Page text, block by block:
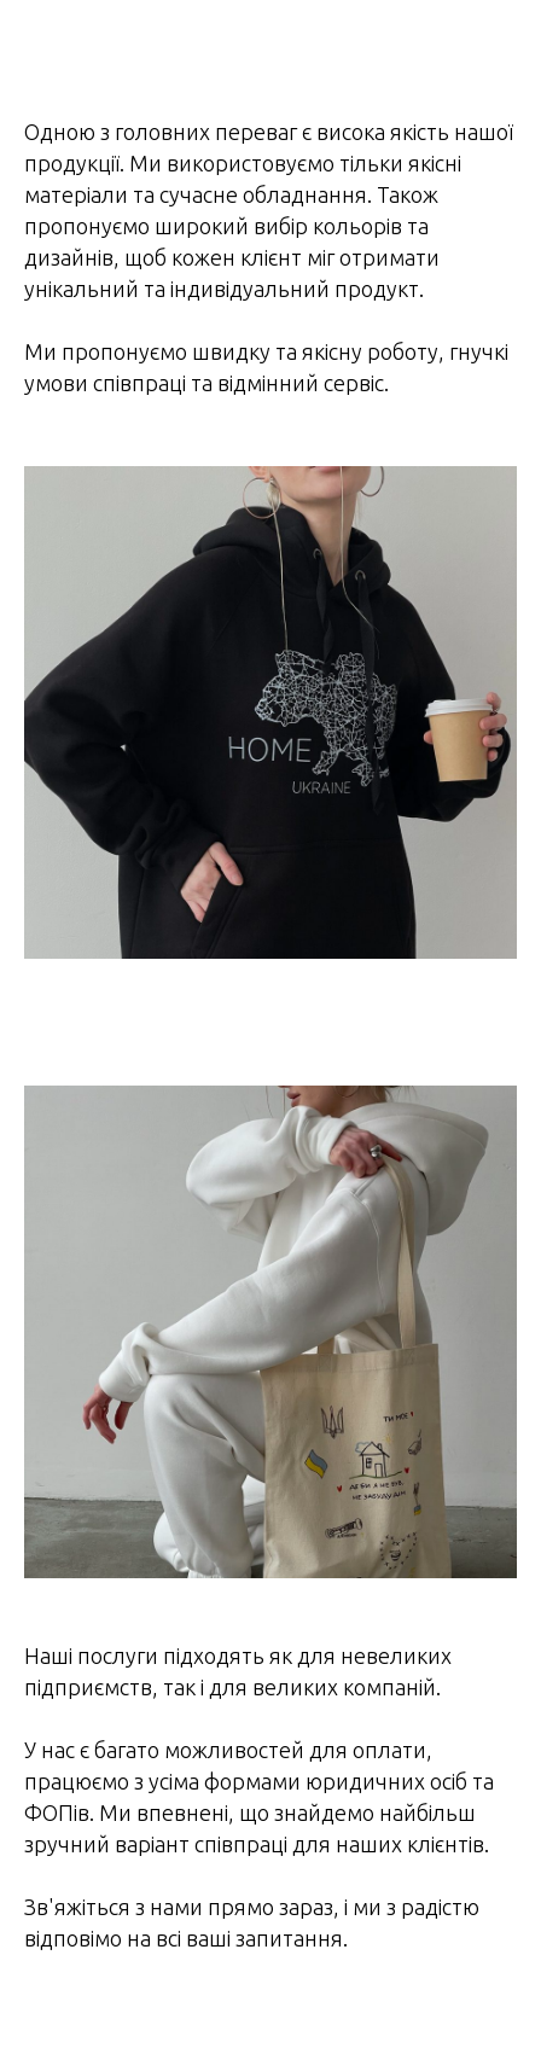
Одною з головних переваг є висока якість нашої
продукції. Ми використовуємо тільки якісні
матеріали та сучасне обладнання. Також
пропонуємо широкий вибір кольорів та
дизайнів, щоб кожен клієнт міг отримати
унікальний та індивідуальний продукт.
Ми пропонуємо швидку та якісну роботу, гнучкі
умови співпраці та відмінний сервіс.
Наші послуги підходять як для невеликих
підприємств, так і для великих компаній.
У нас є багато можливостей для оплати,
працюємо з усіма формами юридичних осіб та
ФОПів. Ми впевнені, що знайдемо найбільш
зручний варіант співпраці для наших клієнтів.
Зв'яжіться з нами прямо зараз, і ми з радістю
відповімо на всі ваші запитання.